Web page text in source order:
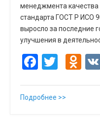
менеджмента качества
стандарта ГОСТ Р ИСО
выросло за последние
улучшения в
Подробнее >>